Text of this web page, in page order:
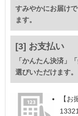
すみやかにお届け
ます。
[3] お支払い
「かんたん決済」
選びいただけます。
【お